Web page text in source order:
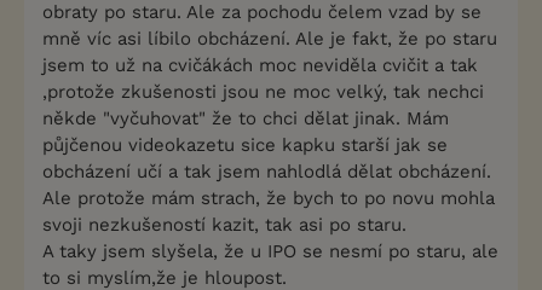
obraty po staru. Ale za pochodu čelem vzad by se
mně víc asi líbilo obcházení. Ale je fakt, že po staru
jsem to už na cvičákách moc neviděla cvičit a tak
,protože zkušenosti jsou ne moc velký, tak nechci
někde "vyčuhovat" že to chci dělat jinak. Mám
půjčenou videokazetu sice kapku starší jak se
obcházení učí a tak jsem nahlodlá dělat obcházení.
Ale protože mám strach, že bych to po novu mohla
svoji nezkušeností kazit, tak asi po staru.
A taky jsem slyšela, že u IPO se nesmí po staru, ale
to si myslím,že je hloupost.